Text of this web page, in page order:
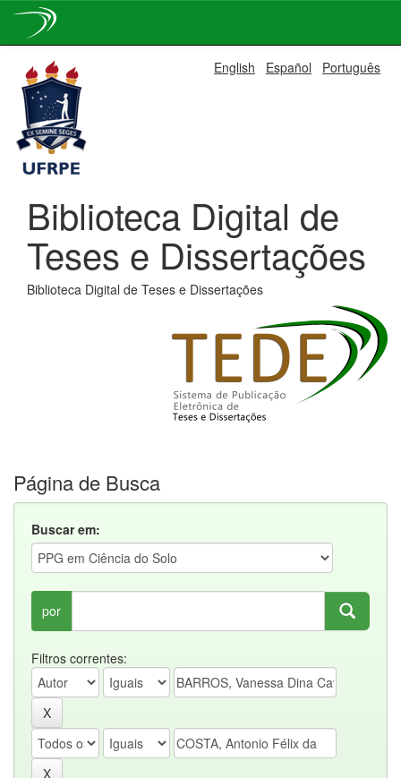
navigation
English Español Português
Biblioteca Digital de
Teses e Dissertações
Biblioteca Digital de Teses e Dissertações
Página de Busca
Buscar em:
por
Filtros correntes: